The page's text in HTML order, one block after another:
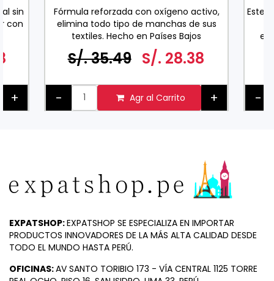
sin
con
+
Fórmula reforzada con oxígeno activo,
elimina todo tipo de manchas de sus
textiles. Hecho en Países Bajos
S/. 35.49 S/. 28.38
- Agr al Carrito +
Este
-
EXPATSHOP:EXPATSHOP SE ESPECIALIZA EN IMPORTAR
PRODUCTOS INNOVADORES DE LA MÁS ALTA CALIDAD DESDE
TODO EL MUNDO HASTA PERÚ.
OFICINAS:AV SANTO TORIBIO 173 - VÍA CENTRAL 1125 TORRE